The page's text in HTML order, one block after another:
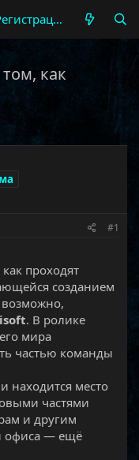
Регистрация
как
#1
проходят
созданием
. В ролике
мира
частью команды
находится место
частями
и другим
офиса — ещё